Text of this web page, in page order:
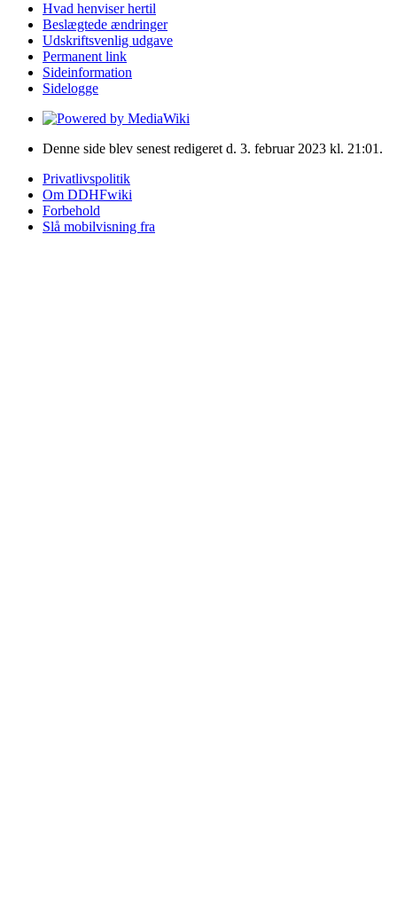
Hvad henviser hertil
Beslægtede ændringer
Udskriftsvenlig udgave
Permanent link
Sideinformation
Sidelogge
Denne side blev senest redigeret d. 3. februar 2023 kl. 21:01.
Privatlivspolitik
Om DDHFwiki
Forbehold
Slå mobilvisning fra